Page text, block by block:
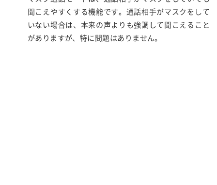
聞こえやすくする機能です。通話相手がマスクをして
いない場合は、本来の声よりも強調して聞こえること
がありますが、特に問題はありません。